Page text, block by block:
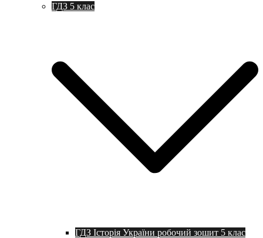
ГДЗ 5 клас
ГДЗ Історія України робочий зошит 5 клас